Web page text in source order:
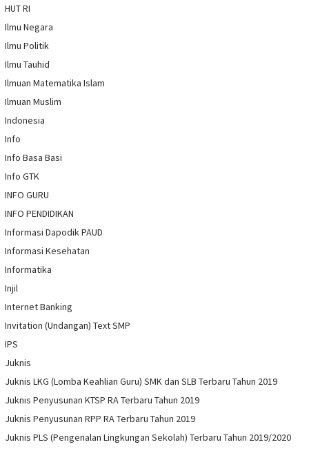
HUT RI
Ilmu Negara
Ilmu Politik
Ilmu Tauhid
Ilmuan Matematika Islam
Ilmuan Muslim
Indonesia
Info
Info Basa Basi
Info GTK
INFO GURU
INFO PENDIDIKAN
Informasi Dapodik PAUD
Informasi Kesehatan
Informatika
Injil
Internet Banking
Invitation (Undangan) Text SMP
IPS
Juknis
Juknis LKG (Lomba Keahlian Guru) SMK dan SLB Terbaru Tahun 2019
Juknis Penyusunan KTSP RA Terbaru Tahun 2019
Juknis Penyusunan RPP RA Terbaru Tahun 2019
Juknis PLS (Pengenalan Lingkungan Sekolah) Terbaru Tahun 2019/2020